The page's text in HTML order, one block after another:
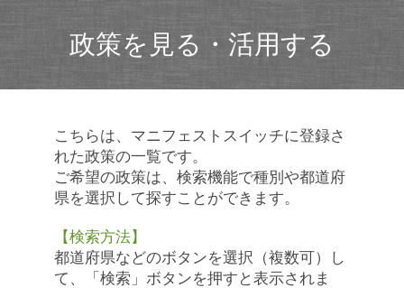
政策を見る・活用する
こちらは、マニフェストスイッチに登録さ
れた政策の一覧です。
ご希望の政策は、検索機能で種別や都道府
県を選択して探すことができます。
【検索方法】
都道府県などのボタンを選択（複数可）し
て、「検索」ボタンを押すと表示されま